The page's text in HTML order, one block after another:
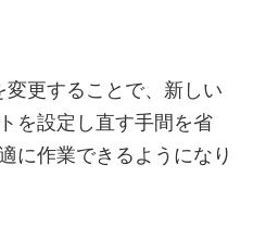
更することで、新しい
を設定し直す手間を省
に作業できるようになり